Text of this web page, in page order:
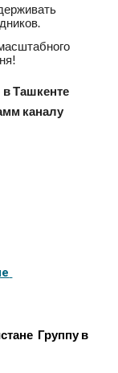
Ташкенте
каналу
Группу в